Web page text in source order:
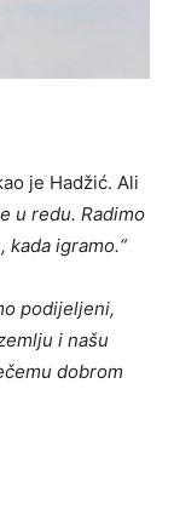
je Hadžić. Ali
u redu. Radimo
kada igramo.“
podijeljeni,
i našu
dobrom